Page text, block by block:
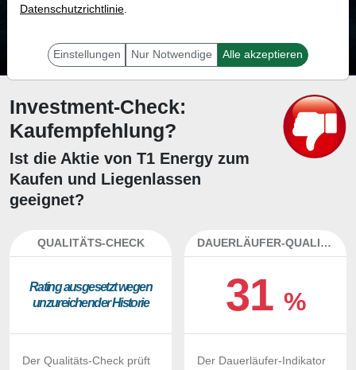
Mit 76.9 % Wahrscheinlichkeit wird selbst der unglücklichst agierende Trader
Investment-Check:
Kaufempfehlung?
Ist die Aktie von T1 Energy zum
Kaufen und Liegenlassen
geeignet?
QUALITÄTS-CHECK
Ra­ting aus­ge­setzt we­gen
un­zu­rei­chen­der His­to­rie
Der Qualitäts-Check prüft
DAUERLÄUFER-QUALITÄTEN
31%
Der Dauerläufer-Indikator
Datenschutzrichtlinie.
Einstellungen Nur Notwendige Alle akzeptieren